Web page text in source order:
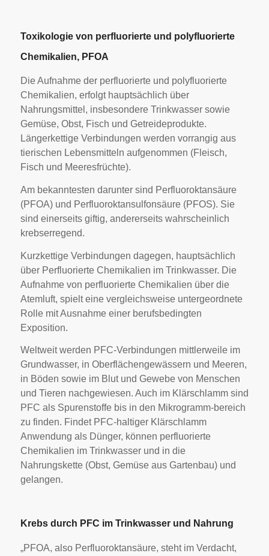
Toxikologie von perfluorierte und polyfluorierte
Chemikalien, PFOA
Die Aufnahme der perfluorierte und polyfluorierte
Chemikalien, erfolgt hauptsächlich über
Nahrungsmittel, insbesondere Trinkwasser sowie
Gemüse, Obst, Fisch und Getreideprodukte.
Längerkettige Verbindungen werden vorrangig aus
tierischen Lebensmitteln aufgenommen (Fleisch,
Fisch und Meeresfrüchte).
Am bekanntesten darunter sind Perfluoroktansäure
(PFOA) und Perfluoroktansulfonsäure (PFOS). Sie
sind einerseits giftig, andererseits wahrscheinlich
krebserregend.
Kurzkettige Verbindungen dagegen, hauptsächlich
über Perfluorierte Chemikalien im Trinkwasser. Die
Aufnahme von perfluorierte Chemikalien über die
Atemluft, spielt eine vergleichsweise untergeordnete
Rolle mit Ausnahme einer berufsbedingten
Exposition.
Weltweit werden PFC-Verbindungen mittlerweile im
Grundwasser, in Oberflächengewässern und Meeren,
in Böden sowie im Blut und Gewebe von Menschen
und Tieren nachgewiesen. Auch im Klärschlamm sind
PFC als Spurenstoffe bis in den Mikrogramm-bereich
zu finden. Findet PFC-haltiger Klärschlamm
Anwendung als Dünger, können perfluorierte
Chemikalien im Trinkwasser und in die
Nahrungskette (Obst, Gemüse aus Gartenbau) und
gelangen.
Krebs durch PFC im Trinkwasser und Nahrung
„PFOA, also Perfluoroktansäure, steht im Verdacht,